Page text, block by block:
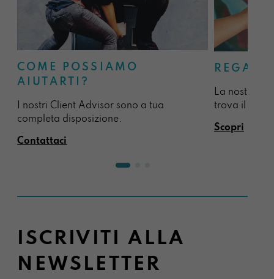
COME POSSIAMO
AIUTARTI?
I nostri Client Advisor sono a tua
completa disposizione.
Contattaci
La nostra
trova il
Scopri
ISCRIVITI ALLA
NEWSLETTER